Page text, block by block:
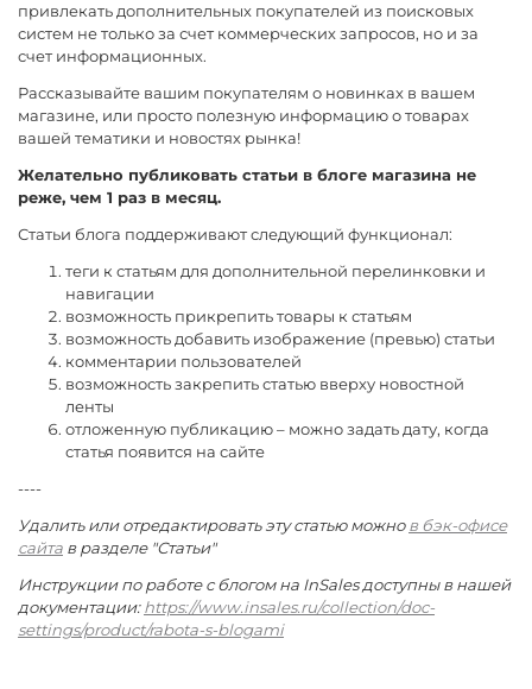
привлекать дополнительных покупателей из поисковых
систем не только за счет коммерческих запросов, но и за
счет информационных.
Рассказывайте вашим покупателям о новинках в вашем
магазине, или просто полезную информацию о товарах
вашей тематики и новостях рынка!
Желательно публиковать статьи в блоге магазина не
реже, чем 1 раз в месяц.
Статьи блога поддерживают следующий функционал:
теги к статьям для дополнительной перелинковки и
навигации
возможность прикрепить товары к статьям
возможность добавить изображение (превью) статьи
комментарии пользователей
возможность закрепить статью вверху новостной
ленты
отложенную публикацию – можно задать дату, когда
статья появится на сайте
----
Удалить или отредактировать эту статью можнов бэк-офисе
сайта в разделе "Статьи"
Инструкции по работе с блогом на InSales доступны в нашей
документации:https://www.insales.ru/collection/doc-
settings/product/rabota-s-blogami